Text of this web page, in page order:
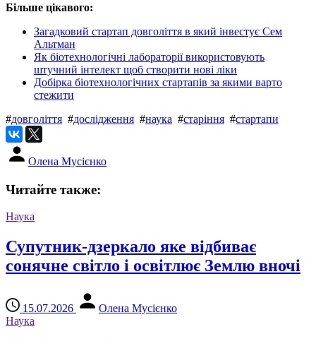
Більше цікавого:
Загадковий стартап довголіття в який інвестує Сем
Альтман
Як біотехнологічні лабораторії використовують
штучний інтелект щоб створити нові ліки
Добірка біотехнологічних стартапів за якими варто
стежити
#довголіття #дослідження #наука #старіння #стартапи
Олена Мусієнко
Читайте также:
Наука
Супутник-дзеркало яке відбиває
сонячне світло і освітлює Землю вночі
15.07.2026
Олена Мусієнко
Наука